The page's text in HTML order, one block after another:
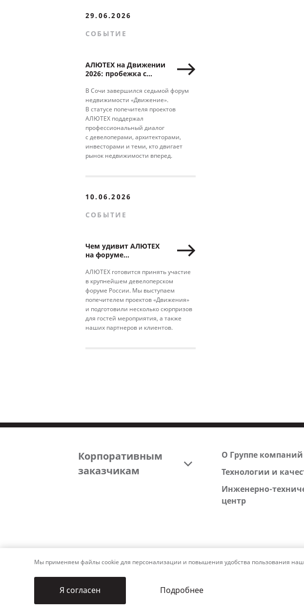
29.06.2026
СОБЫТИЕ
АЛЮТЕХ на Движении
2026: пробежка с
сессии и новые
партнерства
В Сочи завершился седьмой форум
недвижимости «Движение».
В статусе попечителя проектов
АЛЮТЕХ поддержал
профессиональный диалог
с девелоперами, архитекторами,
инвесторами и теми, кто двигает
рынок недвижимости вперед.
10.06.2026
СОБЫТИЕ
Чем удивит АЛЮТЕХ
на форуме
«Движение»
АЛЮТЕХ готовится принять участие
в крупнейшем девелоперском
форуме России. Мы выступаем
попечителем проектов «Движения»
и подготовили несколько сюрпризов
для гостей мероприятия, а также
наших партнеров и клиентов.
Корпоративным
заказчикам
О Группе компаний
Технологии и
Инженерно-
центр
© 2006–2026 ALUTECH. Все права защищены
Мы применяем файлы cookie для персонализации и повышения удобства пользования
Я согласен Подробнее